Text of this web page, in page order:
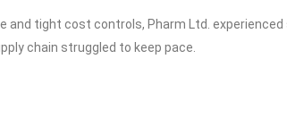
and tight cost controls, Pharm Ltd.
chain struggled to keep pace.